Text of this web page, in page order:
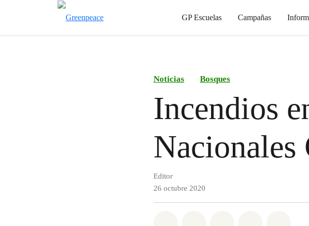
GP Escuelas Campañas
Noticias Bosques
Incendios
Nacionales
Editor
26 octubre 2020